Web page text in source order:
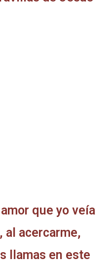
que yo veía
al acercarme,
llamas en este